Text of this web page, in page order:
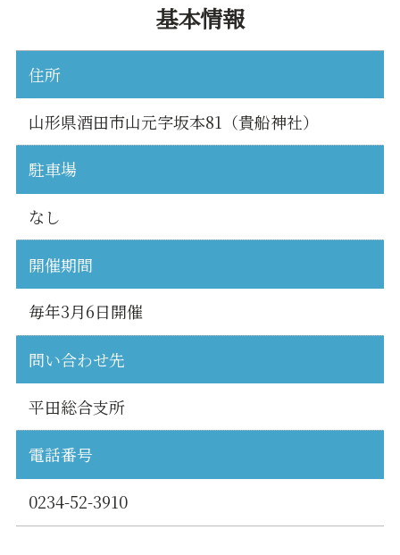
基本情報
住所
山形県酒田市山元字坂本81（貴船神社）
駐車場
なし
開催期間
毎年3月6日開催
問い合わせ先
平田総合支所
電話番号
0234-52-3910